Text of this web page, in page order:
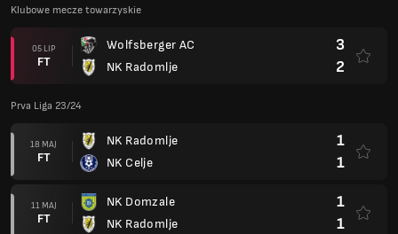
Klubowe mecze towarzyskie
05 LIP
FT
Wolfsberger AC
NK Radomlje
3
2
Prva Liga 23/24
18 MAJ
FT
NK Radomlje
NK Celje
1
1
11 MAJ
FT
NK Domzale
NK Radomlje
1
1